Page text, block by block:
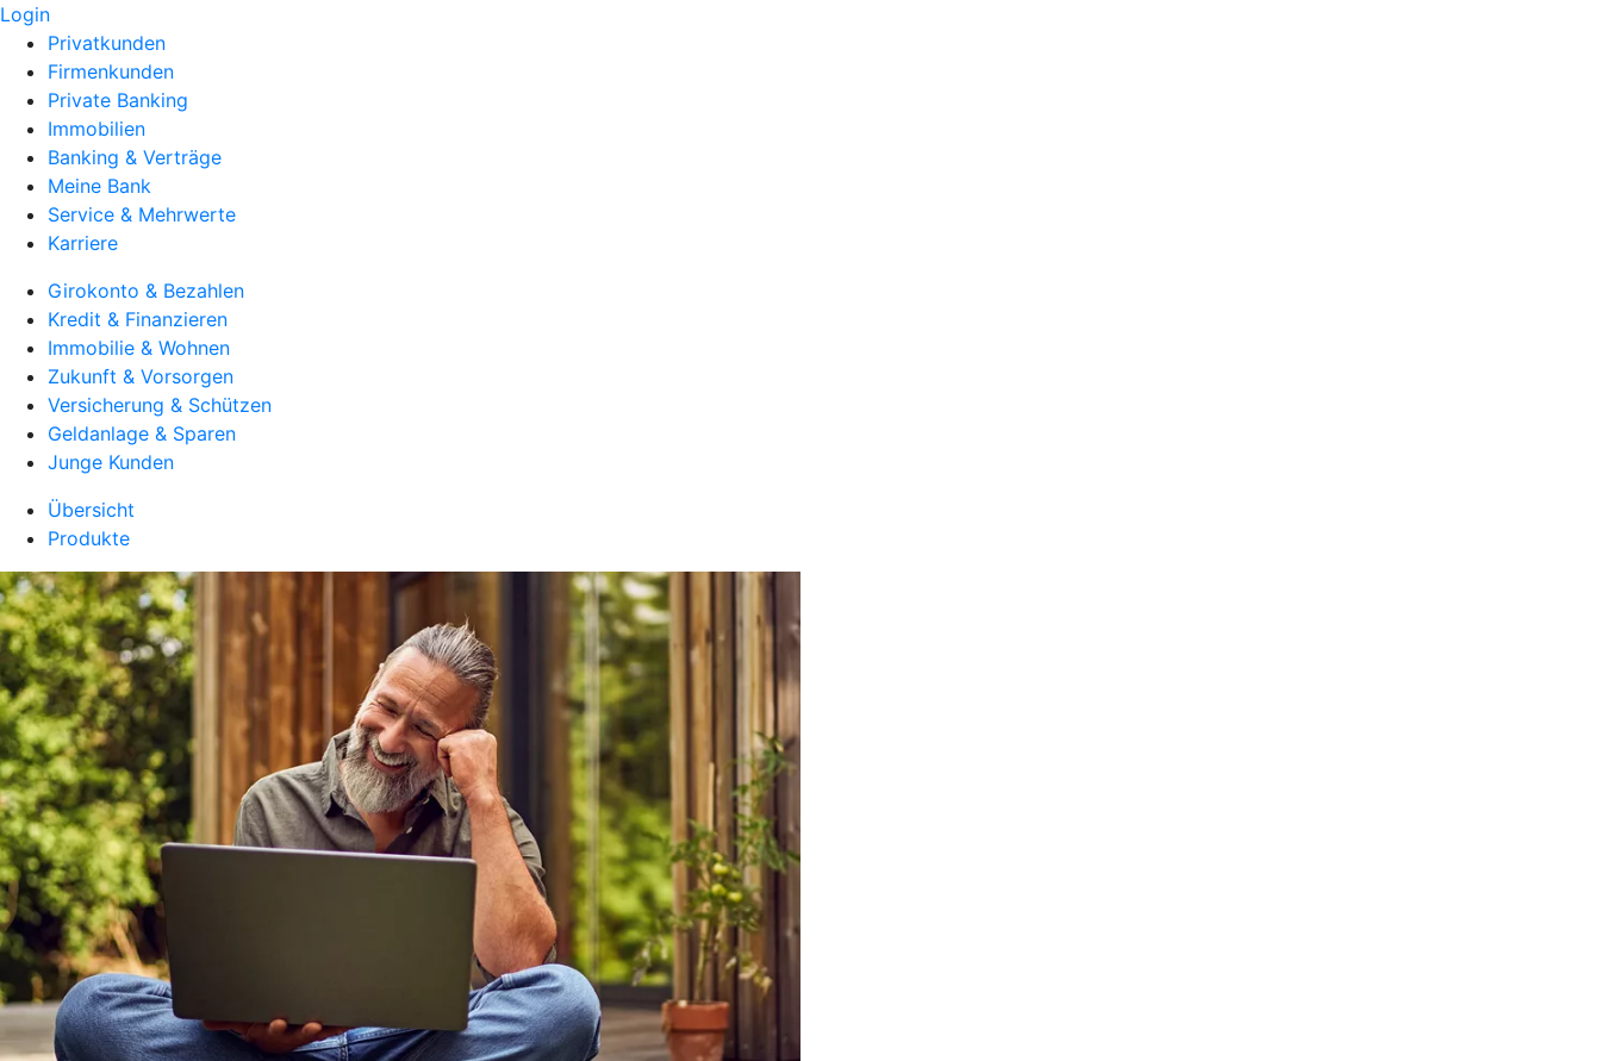
Login
Privatkunden
Firmenkunden
Private Banking
Immobilien
Banking & Verträge
Meine Bank
Service & Mehrwerte
Karriere
Girokonto & Bezahlen
Kredit & Finanzieren
Immobilie & Wohnen
Zukunft & Vorsorgen
Versicherung & Schützen
Geldanlage & Sparen
Junge Kunden
Übersicht
Produkte